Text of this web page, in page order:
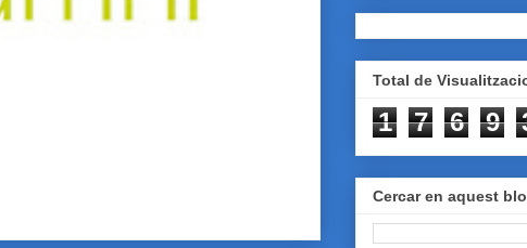
Total de
1 7 6 9
Cercar en aquest